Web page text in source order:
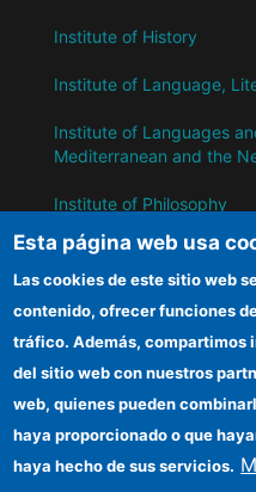
Institute of History
Institute of Language,
Institute of Languages
Mediterranean and the
Institute of Philosophy
Institute of Public Policies
IH
CSIC Electronic Office
Information for suppliers
Funding entities
Esta página web usa
Las cookies de este sitio web
contenido, ofrecer funciones
tráfico. Además, compartimos
del sitio web con nuestros
web, quienes pueden
haya proporcionado o que
haya hecho de sus servicios.